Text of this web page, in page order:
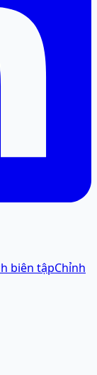
biên tậpChỉnh